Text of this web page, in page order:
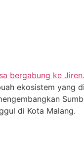
bergabung ke
ekosistem yang
di Kota Malang.